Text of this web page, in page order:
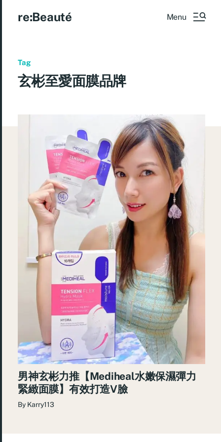
re:Beauté Menu
Tag
玄彬至愛面膜品牌
男神玄彬力推【Mediheal水嫩保濕彈力
緊緻面膜】有效打造V臉
By Karry113